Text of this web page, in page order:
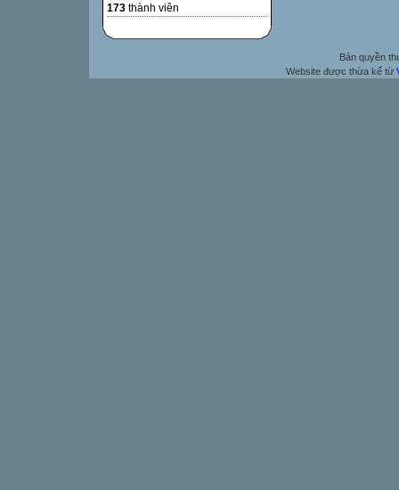
173 thành viên
Bản quyền
Website được thừa kế từ